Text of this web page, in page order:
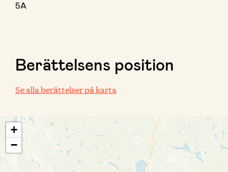
5A
Berättelsens position
Se alla berättelser på karta
+
−